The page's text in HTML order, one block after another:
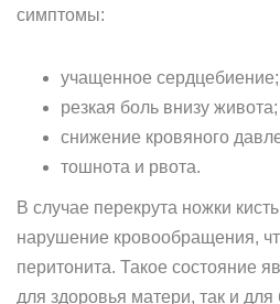
симптомы:
учащенное сердцебиение;
резкая боль внизу живота;
снижение кровяного
тошнота и рвота.
В случае перекрута ножки
нарушение кровообращения,
перитонита. Такое состояние
для здоровья матери, так и